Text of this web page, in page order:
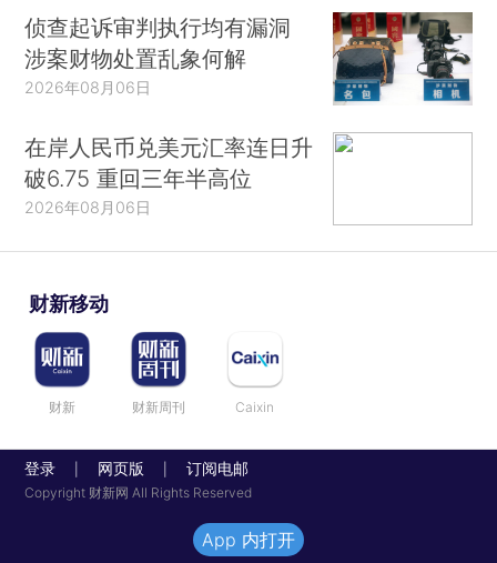
侦查起诉审判执行均有漏洞
涉案财物处置乱象何解
2026年08月06日
在岸人民币兑美元汇率连日升
破6.75 重回三年半高位
2026年08月06日
财新移动
财新 财新周刊 Caixin
登录 网页版 订阅电邮
Copyright 财新网 All Rights Reserved
App 内打开